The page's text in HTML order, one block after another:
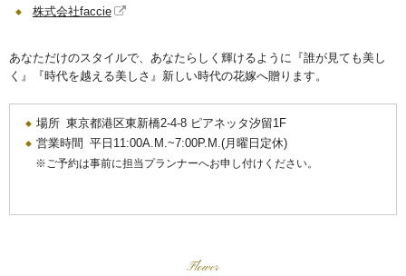
株式会社faccie
あなただけのスタイルで、あなたらしく輝けるように『誰が見ても美し
く』『時代を越える美しさ』新しい時代の花嫁へ贈ります。
場所 東京都港区東新橋2-4-8 ピアネッタ汐留1F
営業時間 平日11:00A.M.~7:00P.M.(月曜日定休)
ご予約は事前に担当プランナーへお申し付けください。
Flower